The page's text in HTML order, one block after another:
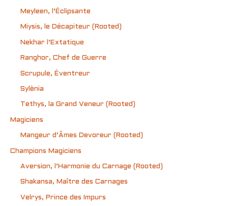
Meyleen, l’Éclipsante
Miysis, le Décapiteur (Rooted)
Nekhar l’Extatique
Ranghor, Chef de Guerre
Scrupule, Éventreur
Sylènia
Tethys, la Grand Veneur (Rooted)
Magiciens
Mangeur d’Âmes Devoreur (Rooted)
Champions Magiciens
Aversion, l’Harmonie du Carnage (Rooted)
Shakansa, Maître des Carnages
Velrys, Prince des Impurs